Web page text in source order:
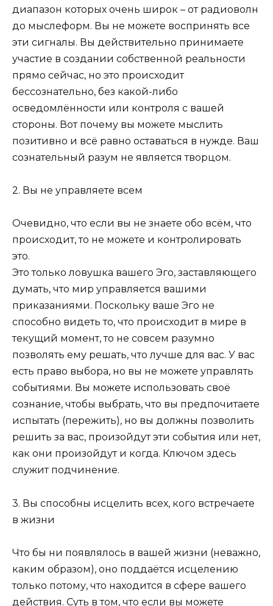
диапазон которых очень широк – от радиоволн
до мыслеформ. Вы не можете воспринять все
эти сигналы. Вы действительно принимаете
участие в создании собственной реальности
прямо сейчас, но это происходит
бессознательно, без какой-либо
осведомлённости или контроля с вашей
стороны. Вот почему вы можете мыслить
позитивно и всё равно оставаться в нужде. Ваш
сознательный разум не является творцом.
2. Вы не управляете всем
Очевидно, что если вы не знаете обо всём, что
происходит, то не можете и контролировать
это.
Это только ловушка вашего Эго, заставляющего
думать, что мир управляется вашими
приказаниями. Поскольку ваше Эго не
способно видеть то, что происходит в мире в
текущий момент, то не совсем разумно
позволять ему решать, что лучше для вас. У вас
есть право выбора, но вы не можете управлять
событиями. Вы можете использовать своё
сознание, чтобы выбрать, что вы предпочитаете
испытать (пережить), но вы должны позволить
решить за вас, произойдут эти события или нет,
как они произойдут и когда. Ключом здесь
служит подчинение.
3. Вы способны исцелить всех, кого встречаете
в жизни
Что бы ни появлялось в вашей жизни (неважно,
каким образом), оно поддаётся исцелению
только потому, что находится в сфере вашего
действия. Суть в том, что если вы можете